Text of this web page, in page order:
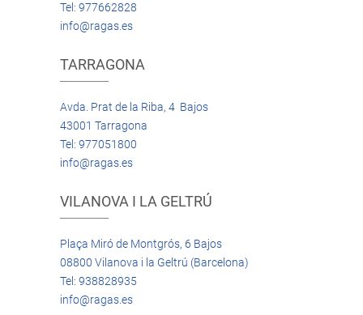
Tel: 977662828
info@ragas.es
TARRAGONA
Avda. Prat de la Riba, 4 Bajos
43001 Tarragona
Tel: 977051800
info@ragas.es
VILANOVA I LA GELTRÚ
Plaça Miró de Montgrós, 6 Bajos
08800 Vilanova i la Geltrú (Barcelona)
Tel: 938828935
info@ragas.es